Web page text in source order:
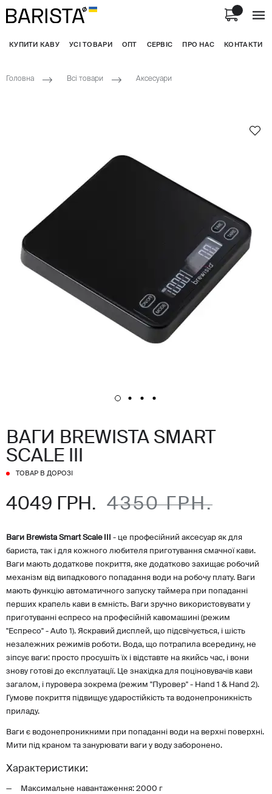
КУПИТИ КАВУ УСІ ТОВАРИ ОПТ СЕРВІС ПРО НАС КОНТАКТИ
Головна Всі товари Аксесуари
ВАГИ BREWISTA SMART
SCALE III
ТОВАР В ДОРОЗІ
4049 ГРН. 4350 ГРН.
Ваги Brewista Smart Scale III - це професійний аксесуар як для
бариста, так і для кожного любителя приготування смачної кави.
Ваги мають додаткове покриття, яке додатково захищає робочий
механізм від випадкового попадання води на робочу плату. Ваги
мають функцію автоматичного запуску таймера при попаданні
перших крапель кави в ємність. Ваги зручно використовувати у
приготуванні еспресо на професійній кавомашині (режим
"Еспресо" - Auto 1). Яскравий дисплей, що підсвічується, і шість
незалежних режимів роботи. Вода, що потрапила всередину, не
зіпсує ваги: ​​просто просушіть їх і відставте на якийсь час, і вони
знову готові до експлуатації. Це знахідка для поціновувачів кави
загалом, і пуровера зокрема (режим "Пуровер" - Hand 1 & Hand 2).
Гумове покриття підвищує ударостійкість та водонепроникність
приладу.
Ваги є водонепроникними при попаданні води на верхні поверхні.
Мити під краном та занурювати ваги у воду заборонено.
Характеристики:
Максимальне навантаження: 2000 г